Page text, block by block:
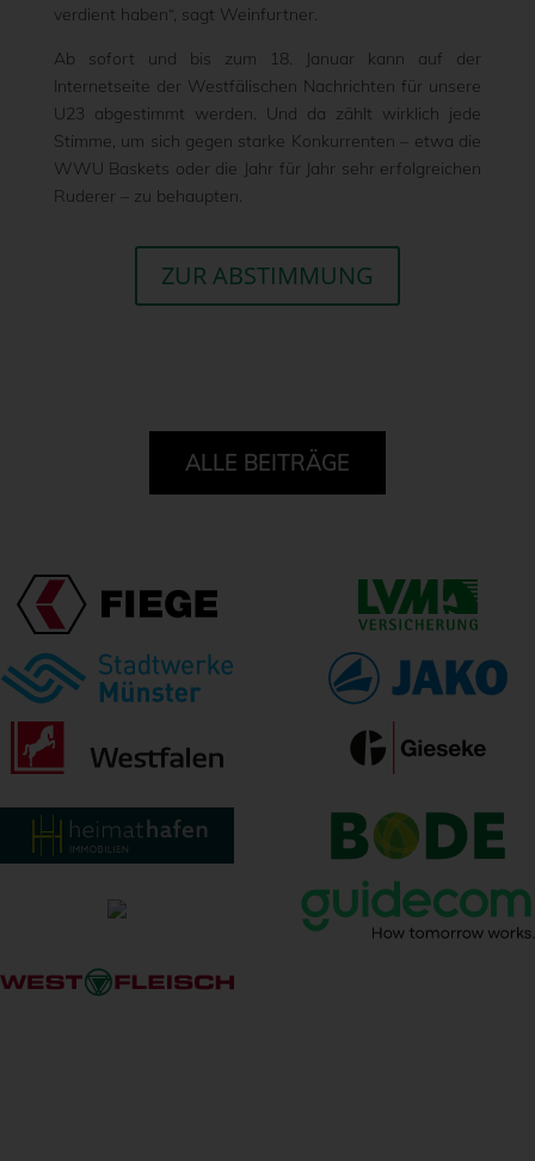
verdient haben“, sagt Weinfurtner.
Ab sofort und bis zum 18. Januar kann auf der
Internetseite der Westfälischen Nachrichten für unsere
U23 abgestimmt werden. Und da zählt wirklich jede
Stimme, um sich gegen starke Konkurrenten – etwa die
WWU Baskets oder die Jahr für Jahr sehr erfolgreichen
Ruderer – zu behaupten.
ZUR ABSTIMMUNG
ALLE BEITRÄGE